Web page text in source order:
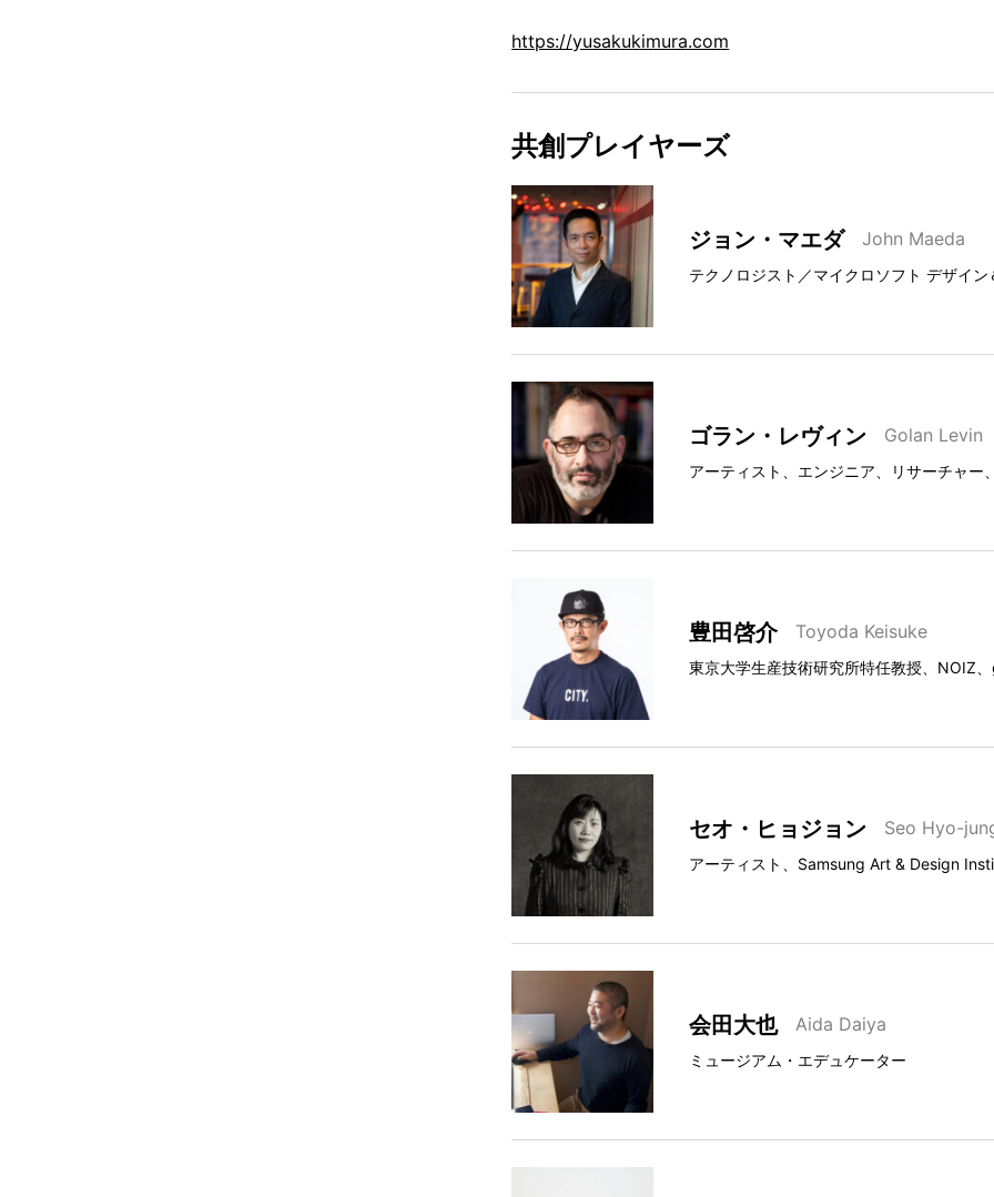
https://yusakukimura.com
共創プレイヤーズ
ジョン・マエダ John Maeda
テクノロジスト／マイクロソフト デザイ
ゴラン・レヴィン Golan Levin
アーティスト、エンジニア、リサーチャー
豊田啓介 Toyoda Keisuke
東京大学生産技術研究所特任教授、NOIZ
セオ・ヒョジョン Seo Hyo-
アーティスト、Samsung Art & Design
会田大也 Aida Daiya
ミュージアム・エデュケーター